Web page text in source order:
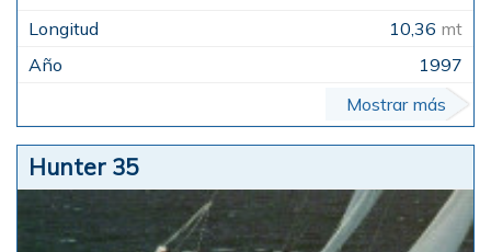
10,36 mt
1997
Mostrar más
Hunter 35